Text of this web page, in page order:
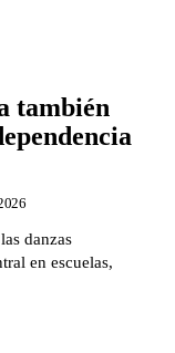
también
danzas
en escuelas,